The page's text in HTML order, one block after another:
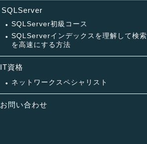
SQLServer
SQLServer初級コース
SQLServerインデックスを理解して検索
を高速にする方法
IT資格
ネットワークスペシャリスト
お問い合わせ